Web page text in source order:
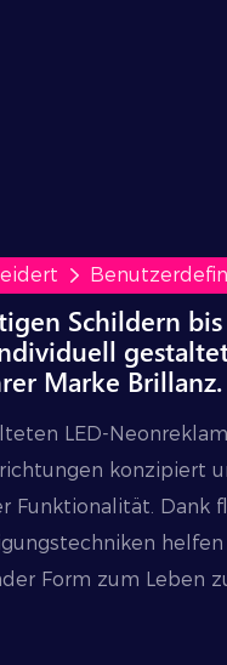
Schildern
Marke Brillanz.
LED-
konzipiert
Funktionalität. Dank
Form zum Leben